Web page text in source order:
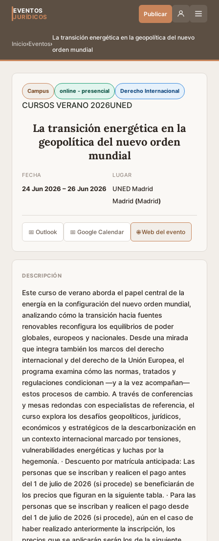
EVENTOS
JURÍDICOS
Publicar
Inicio›Eventos›
La transición energética en la geopolítica del nuevo
orden mundial
Campus online - presencial Derecho Internacional
CURSOS VERANO 2026UNED
La transición energética en la
geopolítica del nuevo orden
mundial
FECHA
24 Jun 2026 –26 Jun 2026
LUGAR
UNED Madrid
Madrid (Madrid)
📅 Outlook 📅 Google Calendar 🌐 Web del evento
DESCRIPCIÓN
Este curso de verano aborda el papel central de la
energía en la configuración del nuevo orden mundial,
analizando cómo la transición hacia fuentes
renovables reconfigura los equilibrios de poder
globales, europeos y nacionales. Desde una mirada
que integra también los marcos del derecho
internacional y del derecho de la Unión Europea, el
programa examina cómo las normas, tratados y
regulaciones condicionan —y a la vez acompañan—
estos procesos de cambio. A través de conferencias
y mesas redondas con especialistas de referencia, el
curso explora los desafíos geopolíticos, jurídicos,
económicos y estratégicos de la descarbonización en
un contexto internacional marcado por tensiones,
vulnerabilidades energéticas y luchas por la
hegemonía. · Descuento por matrícula anticipada: Las
personas que se inscriban y realicen el pago antes
del 1 de julio de 2026 (si procede) se beneficiarán de
los precios que figuran en la siguiente tabla. · Para las
personas que se inscriban y realicen el pago desde
del 1 de julio de 2026 (si procede), aún en el caso de
haber realizado anteriormente la inscripción, los